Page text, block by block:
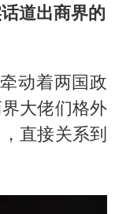
道出商界的
动着两国政
大佬们格外
直接关系到